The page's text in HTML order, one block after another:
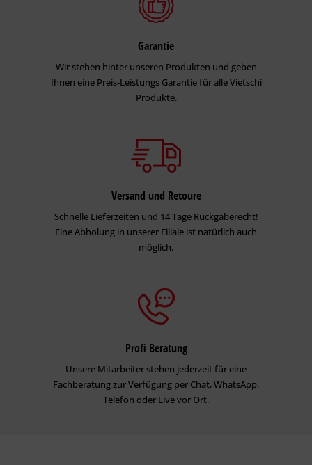
Garantie
Wir stehen hinter unseren Produkten und geben
Ihnen eine Preis-Leistungs Garantie für alle Vietschi
Produkte.
Versand und Retoure
Schnelle Lieferzeiten und 14 Tage Rückgaberecht!
Eine Abholung in unserer Filiale ist natürlich auch
möglich.
Profi Beratung
Unsere Mitarbeiter stehen jederzeit für eine
Fachberatung zur Verfügung per Chat, WhatsApp,
Telefon oder Live vor Ort.